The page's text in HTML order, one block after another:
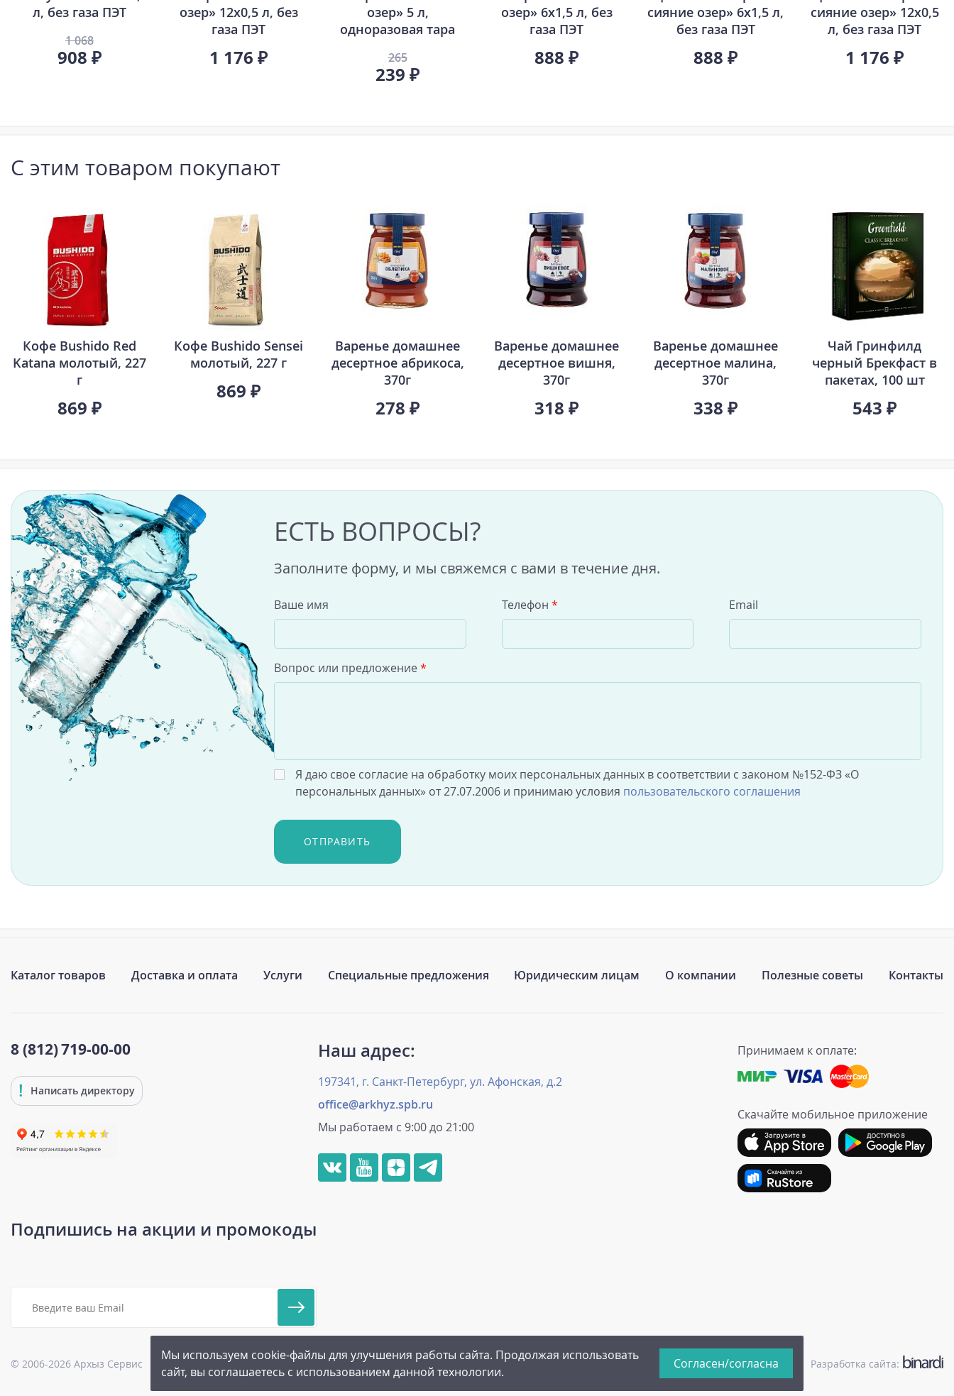
л, без газа ПЭТ
1 068
908 ₽
озер» 12х0,5 л, без
газа ПЭТ
1 176 ₽
озер» 5 л,
одноразовая тара
265
239 ₽
озер» 6х1,5 л, без
газа ПЭТ
888 ₽
сияние озер» 6х1,5 л,
без газа ПЭТ
888 ₽
сияние озер» 12х0,5
л, без газа ПЭТ
1 176 ₽
С этим товаром покупают
Кофе Bushido Red
Katana молотый, 227
г
869 ₽
Кофе Bushido Sensei
молотый, 227 г
869 ₽
Варенье домашнее
десертное абрикоса,
370г
278 ₽
Варенье домашнее
десертное вишня,
370г
318 ₽
Варенье домашнее
десертное малина,
370г
338 ₽
Чай Гринфилд
черный Брекфаст в
пакетах, 100 шт
543 ₽
ЕСТЬ ВОПРОСЫ?
Заполните форму, и мы свяжемся с вами в течение дня.
Ваше имя Телефон * Email
Вопрос или предложение *
Я даю свое согласие на обработку моих персональных данных в соответствии с законом №152-ФЗ «О
персональных данных» от 27.07.2006 и принимаю условия пользовательского соглашения
ОТПРАВИТЬ
Каталог товаров Доставка и оплата Услуги Специальные предложения Юридическим лицам О компании Полезные советы Контакты
8 (812)719-00-00
Написать директору
Наш адрес:
197341, г. Санкт-Петербург, ул. Афонская, д.2
office@arkhyz.spb.ru
Мы работаем с 9:00 до 21:00
Принимаем к оплате:
Скачайте мобильное приложение
Подпишись на акции и промокоды
© 2006-2026 Архыз Сервис Карта сайта |Бонусная программа | Пользовательское соглашение |Политика конфиденциальности |Публичная оферта
Разработка сайта:
Мы используем cookie-файлы для улучшения работы сайта. Продолжая использовать
сайт, вы соглашаетесь с использованием данной технологии.
Согласен/согласна